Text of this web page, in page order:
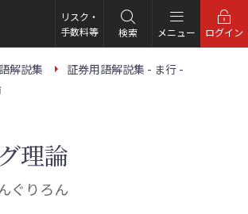
リスク・
手数料等
検索 メニュー ログイン
解説集
証券用語解説集 - ま行 -
理論
ぐりろん